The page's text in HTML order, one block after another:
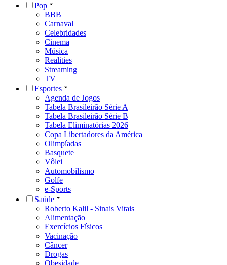
Pop
BBB
Carnaval
Celebridades
Cinema
Música
Realities
Streaming
TV
Esportes
Agenda de Jogos
Tabela Brasileirão Série A
Tabela Brasileirão Série B
Tabela Eliminatórias 2026
Copa Libertadores da América
Olimpíadas
Basquete
Vôlei
Automobilismo
Golfe
e-Sports
Saúde
Roberto Kalil - Sinais Vitais
Alimentação
Exercícios Físicos
Vacinação
Câncer
Drogas
Obesidade